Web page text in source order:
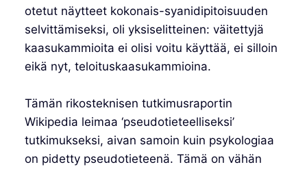
otetut näytteet kokonais-syanidipitoisuuden
selvittämiseksi, oli yksiselitteinen: väitettyjä
kaasukammioita ei olisi voitu käyttää, ei silloin
eikä nyt, teloituskaasukammioina.
Tämän rikosteknisen tutkimusraportin
Wikipedia leimaa ‘pseudotieteelliseksi’
tutkimukseksi, aivan samoin kuin psykologiaa
on pidetty pseudotieteenä. Tämä on vähän